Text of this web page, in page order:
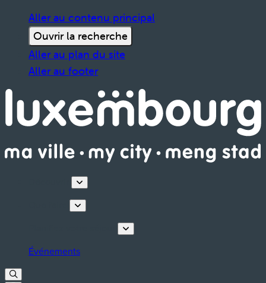
Aller au contenu principal
Ouvrir la recherche
Aller au plan du site
Aller au footer
Événements